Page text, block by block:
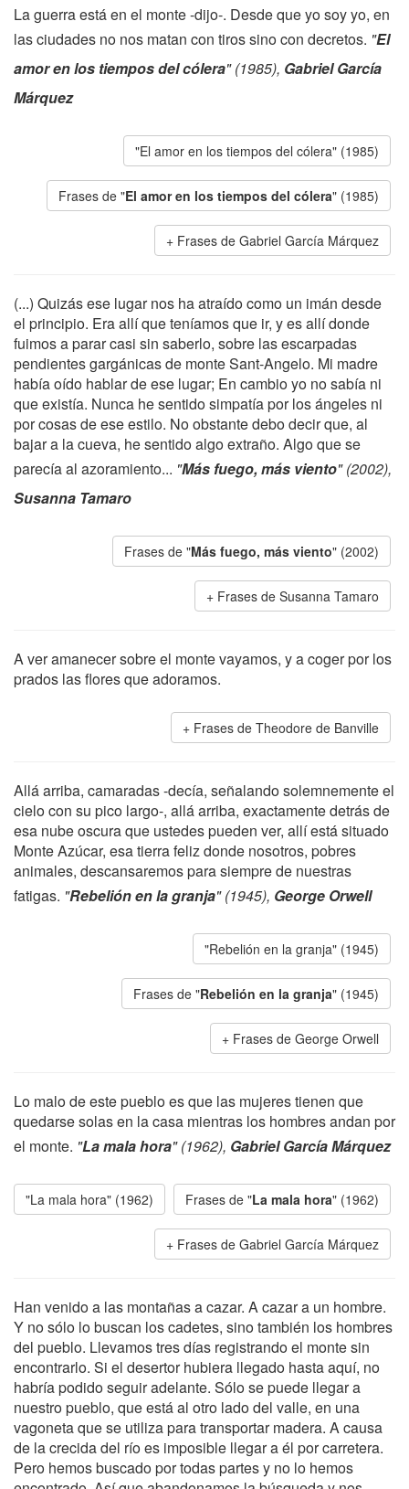
La guerra está en el monte -dijo-. Desde que yo soy yo, en
las ciudades no nos matan con tiros sino con decretos. "El
amor en los tiempos del cólera" (1985), Gabriel García
Márquez
"El amor en los tiempos del cólera" (1985)
Frases de "El amor en los tiempos del cólera" (1985)
Frases de Gabriel García Márquez
(...) Quizás ese lugar nos ha atraído como un imán desde
el principio. Era allí que teníamos que ir, y es allí donde
fuimos a parar casi sin saberlo, sobre las escarpadas
pendientes gargánicas de monte Sant-Angelo. Mi madre
había oído hablar de ese lugar; En cambio yo no sabía ni
que existía. Nunca he sentido simpatía por los ángeles ni
por cosas de ese estilo. No obstante debo decir que, al
bajar a la cueva, he sentido algo extraño. Algo que se
parecía al azoramiento... "Más fuego, más viento" (2002),
Susanna Tamaro
Frases de "Más fuego, más viento" (2002)
Frases de Susanna Tamaro
A ver amanecer sobre el monte vayamos, y a coger por los
prados las flores que adoramos.
Frases de Theodore de Banville
Allá arriba, camaradas -decía, señalando solemnemente el
cielo con su pico largo-, allá arriba, exactamente detrás de
esa nube oscura que ustedes pueden ver, allí está situado
Monte Azúcar, esa tierra feliz donde nosotros, pobres
animales, descansaremos para siempre de nuestras
fatigas. "Rebelión en la granja" (1945), George Orwell
"Rebelión en la granja" (1945)
Frases de "Rebelión en la granja" (1945)
Frases de George Orwell
Lo malo de este pueblo es que las mujeres tienen que
quedarse solas en la casa mientras los hombres andan por
el monte. "La mala hora" (1962), Gabriel García Márquez
"La mala hora" (1962) Frases de "La mala hora" (1962)
Frases de Gabriel García Márquez
Han venido a las montañas a cazar. A cazar a un hombre.
Y no sólo lo buscan los cadetes, sino también los hombres
del pueblo. Llevamos tres días registrando el monte sin
encontrarlo. Si el desertor hubiera llegado hasta aquí, no
habría podido seguir adelante. Sólo se puede llegar a
nuestro pueblo, que está al otro lado del valle, en una
vagoneta que se utiliza para transportar madera. A causa
de la crecida del río es imposible llegar a él por carretera.
Pero hemos buscado por todas partes y no lo hemos